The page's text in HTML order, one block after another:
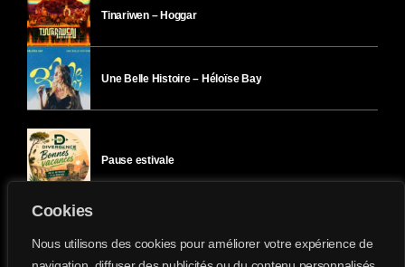
Cookies
Nous utilisons des cookies pour améliorer votre expérience de
Tinariwen – Hoggar
Une Belle Histoire – Héloïse Bay
Pause estivale